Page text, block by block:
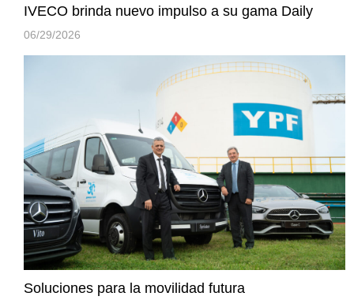
IVECO brinda nuevo impulso a su gama Daily
06/29/2026
Soluciones para la movilidad futura